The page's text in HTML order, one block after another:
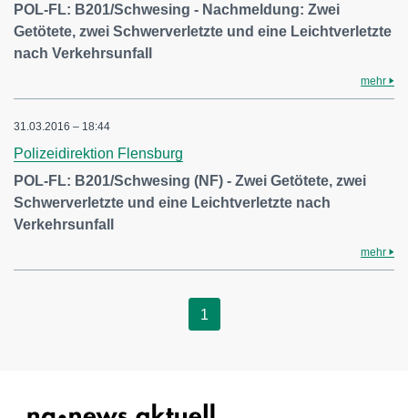
POL-FL: B201/Schwesing - Nachmeldung: Zwei
Getötete, zwei Schwerverletzte und eine Leichtverletzte
nach Verkehrsunfall
mehr
31.03.2016 – 18:44
Polizeidirektion Flensburg
POL-FL: B201/Schwesing (NF) - Zwei Getötete, zwei
Schwerverletzte und eine Leichtverletzte nach
Verkehrsunfall
mehr
1